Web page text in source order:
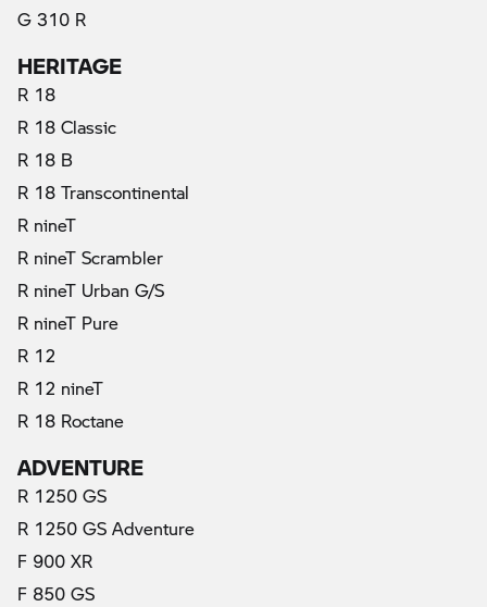
G 310 R
HERITAGE
R 18
R 18 Classic
R 18 B
R 18 Transcontinental
R nineT
R nineT Scrambler
R nineT Urban G/S
R nineT Pure
R 12
R 12 nineT
R 18 Roctane
ADVENTURE
R 1250 GS
R 1250 GS Adventure
F 900 XR
F 850 GS